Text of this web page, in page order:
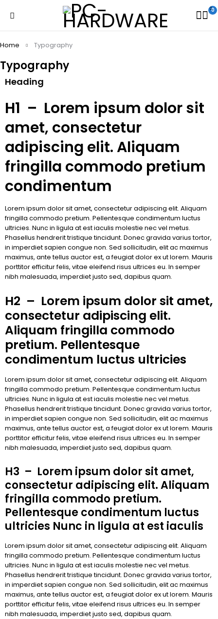
0
Typography
Home Typography
Heading
H1 – Lorem ipsum dolor sit
amet, consectetur
adipiscing elit. Aliquam
fringilla commodo pretium
condimentum
Lorem ipsum dolor sit amet, consectetur adipiscing elit. Aliquam
fringilla commodo pretium. Pellentesque condimentum luctus
ultricies. Nunc in ligula at est iaculis molestie nec vel metus.
Phasellus hendrerit tristique tincidunt. Donec gravida varius tortor,
in imperdiet sapien congue non. Sed sollicitudin, elit ac maximus
maximus, ante tellus auctor est, a feugiat dolor ex ut lorem. Mauris
porttitor efficitur felis, vitae eleifend risus ultrices eu. In semper
nibh malesuada, imperdiet justo sed, dapibus quam.
H2 – Lorem ipsum dolor sit amet,
consectetur adipiscing elit.
Aliquam fringilla commodo
pretium. Pellentesque
condimentum luctus ultricies
Lorem ipsum dolor sit amet, consectetur adipiscing elit. Aliquam
fringilla commodo pretium. Pellentesque condimentum luctus
ultricies. Nunc in ligula at est iaculis molestie nec vel metus.
Phasellus hendrerit tristique tincidunt. Donec gravida varius tortor,
in imperdiet sapien congue non. Sed sollicitudin, elit ac maximus
maximus, ante tellus auctor est, a feugiat dolor ex ut lorem. Mauris
porttitor efficitur felis, vitae eleifend risus ultrices eu. In semper
nibh malesuada, imperdiet justo sed, dapibus quam.
H3 – Lorem ipsum dolor sit amet,
consectetur adipiscing elit. Aliquam
fringilla commodo pretium.
Pellentesque condimentum luctus
ultricies Nunc in ligula at est iaculis
Lorem ipsum dolor sit amet, consectetur adipiscing elit. Aliquam
fringilla commodo pretium. Pellentesque condimentum luctus
ultricies. Nunc in ligula at est iaculis molestie nec vel metus.
Phasellus hendrerit tristique tincidunt. Donec gravida varius tortor,
in imperdiet sapien congue non. Sed sollicitudin, elit ac maximus
maximus, ante tellus auctor est, a feugiat dolor ex ut lorem. Mauris
porttitor efficitur felis, vitae eleifend risus ultrices eu. In semper
nibh malesuada, imperdiet justo sed, dapibus quam.